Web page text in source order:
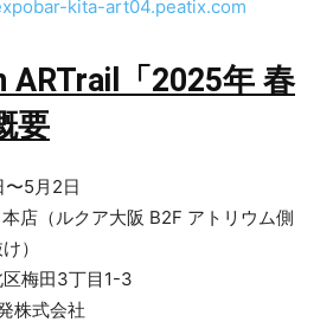
kita-art04.peatix.com
ARTrail「2025年 春
要
5月2日
店（ルクア大阪 B2F アトリウム側
）
梅田3丁目1-3
株式会社